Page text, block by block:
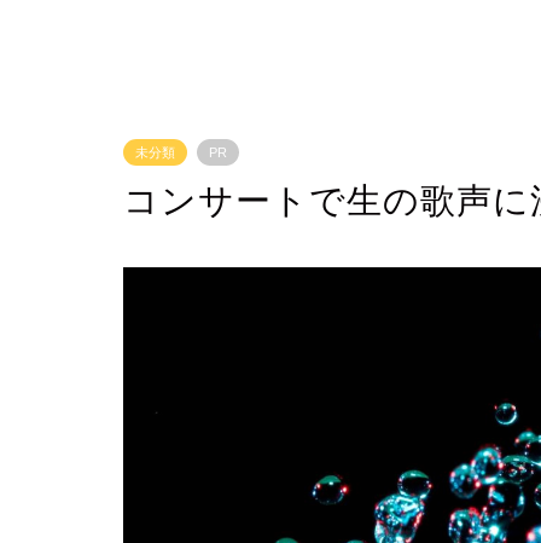
未分類 PR
コンサートで生の歌声